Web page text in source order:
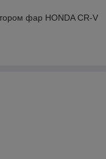
фар HONDA CR-V